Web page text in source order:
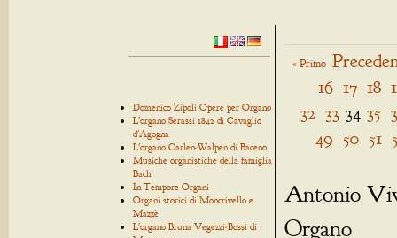
Domenico Zipoli Opere per Organo
L'organo Serassi 1842 di Cavaglio
d'Agogna
L'organo Carlen-Walpen di Baceno
Musiche organistiche della famiglia
Bach
In Tempore Organi
Organi storici di Moncrivello e
Mazzè
L'organo Bruna Vegezzi-Bossi di
« Primo
16 17 18
32 33 34 35
49 50 51
Antonio
Organo